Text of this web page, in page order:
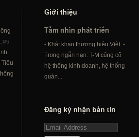
Lưu
Tiêu
Giới thiệu
Tầm nhìn phát triển
- Khát khao thương hiệu Việt. -
Trong ngắn hạn: T-M củng cố
hệ thống kinh doanh, hệ thống
quản...
Đăng ký nhận bản tin